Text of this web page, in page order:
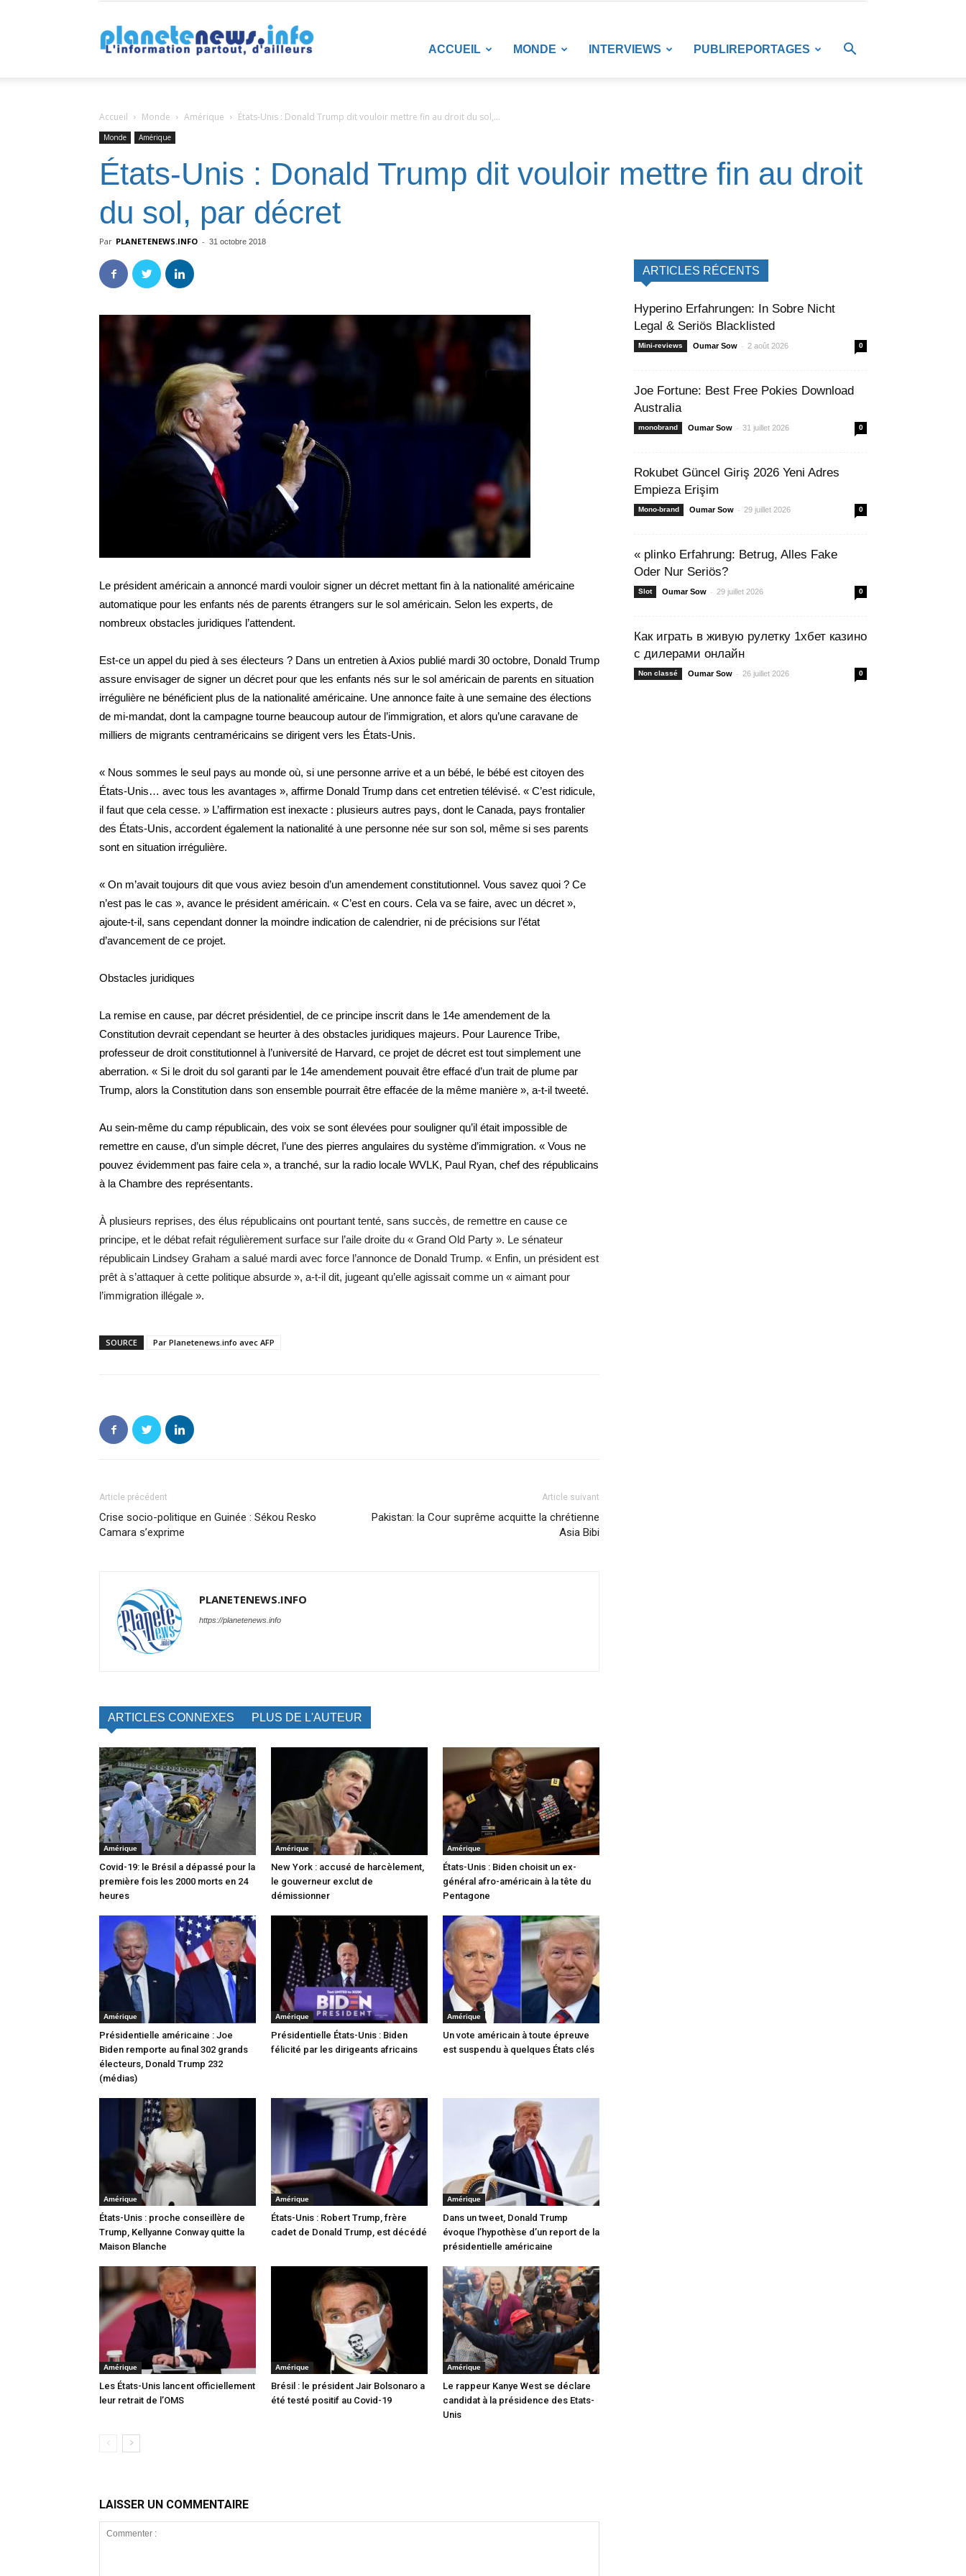
ACCUEIL MONDE INTERVIEWS PUBLIREPORTAGES
Accueil Monde Amérique États-Unis : Donald Trump dit vouloir mettre fin au droit du sol,...
Monde Amérique
États-Unis : Donald Trump dit vouloir mettre fin au droit
du sol, par décret
Par PLANETENEWS.INFO - 31 octobre 2018
Le président américain a annoncé mardi vouloir signer un décret mettant fin à la nationalité américaine
automatique pour les enfants nés de parents étrangers sur le sol américain. Selon les experts, de
nombreux obstacles juridiques l’attendent.
Est-ce un appel du pied à ses électeurs ? Dans un entretien à Axios publié mardi 30 octobre, Donald Trump
assure envisager de signer un décret pour que les enfants nés sur le sol américain de parents en situation
irrégulière ne bénéficient plus de la nationalité américaine. Une annonce faite à une semaine des élections
de mi-mandat, dont la campagne tourne beaucoup autour de l’immigration, et alors qu’une caravane de
milliers de migrants centraméricains se dirigent vers les États-Unis.
« Nous sommes le seul pays au monde où, si une personne arrive et a un bébé, le bébé est citoyen des
États-Unis… avec tous les avantages », affirme Donald Trump dans cet entretien télévisé. « C’est ridicule,
il faut que cela cesse. » L’affirmation est inexacte : plusieurs autres pays, dont le Canada, pays frontalier
des États-Unis, accordent également la nationalité à une personne née sur son sol, même si ses parents
sont en situation irrégulière.
« On m’avait toujours dit que vous aviez besoin d’un amendement constitutionnel. Vous savez quoi ? Ce
n’est pas le cas », avance le président américain. « C’est en cours. Cela va se faire, avec un décret »,
ajoute-t-il, sans cependant donner la moindre indication de calendrier, ni de précisions sur l’état
d’avancement de ce projet.
Obstacles juridiques
La remise en cause, par décret présidentiel, de ce principe inscrit dans le 14e amendement de la
Constitution devrait cependant se heurter à des obstacles juridiques majeurs. Pour Laurence Tribe,
professeur de droit constitutionnel à l’université de Harvard, ce projet de décret est tout simplement une
aberration. « Si le droit du sol garanti par le 14e amendement pouvait être effacé d’un trait de plume par
Trump, alors la Constitution dans son ensemble pourrait être effacée de la même manière », a-t-il tweeté.
Au sein-même du camp républicain, des voix se sont élevées pour souligner qu’il était impossible de
remettre en cause, d’un simple décret, l’une des pierres angulaires du système d’immigration. « Vous ne
pouvez évidemment pas faire cela », a tranché, sur la radio locale WVLK, Paul Ryan, chef des républicains
à la Chambre des représentants.
À plusieurs reprises, des élus républicains ont pourtant tenté, sans succès, de remettre en cause ce
principe, et le débat refait régulièrement surface sur l’aile droite du « Grand Old Party ». Le sénateur
républicain Lindsey Graham a salué mardi avec force l’annonce de Donald Trump. « Enfin, un président est
prêt à s’attaquer à cette politique absurde », a-t-il dit, jugeant qu’elle agissait comme un « aimant pour
l’immigration illégale ».
SOURCE Par Planetenews.info avec AFP
Article précédent
Crise socio-politique en Guinée : Sékou Resko
Camara s’exprime
Article suivant
Pakistan: la Cour suprême acquitte la chrétienne
Asia Bibi
PLANETENEWS.INFO
https://planetenews.info
ARTICLES CONNEXES PLUS DE L'AUTEUR
Amérique
Covid-19: le Brésil a dépassé pour la
première fois les 2000 morts en 24
heures
Amérique
New York : accusé de harcèlement,
le gouverneur exclut de
démissionner
Amérique
États-Unis : Biden choisit un ex-
général afro-américain à la tête du
Pentagone
Amérique
Présidentielle américaine : Joe
Biden remporte au final 302 grands
électeurs, Donald Trump 232
(médias)
Amérique
Présidentielle États-Unis : Biden
félicité par les dirigeants africains
Amérique
Un vote américain à toute épreuve
est suspendu à quelques États clés
Amérique
États-Unis : proche conseillère de
Trump, Kellyanne Conway quitte la
Maison Blanche
Amérique
États-Unis : Robert Trump, frère
cadet de Donald Trump, est décédé
Amérique
Dans un tweet, Donald Trump
évoque l’hypothèse d’un report de la
présidentielle américaine
Amérique
Les États-Unis lancent officiellement
leur retrait de l’OMS
Amérique
Brésil : le président Jair Bolsonaro a
été testé positif au Covid-19
Amérique
Le rappeur Kanye West se déclare
candidat à la présidence des Etats-
Unis
LAISSER UN COMMENTAIRE
ARTICLES RÉCENTS
Hyperino Erfahrungen: In Sobre Nicht
Legal & Seriös Blacklisted
Mini-reviews Oumar Sow - 2 août 2026 0
Joe Fortune: Best Free Pokies Download
Australia
monobrand Oumar Sow - 31 juillet 2026 0
Rokubet Güncel Giriş 2026 Yeni Adres
Empieza Erişim
Mono-brand Oumar Sow - 29 juillet 2026 0
« plinko Erfahrung: Betrug, Alles Fake
Oder Nur Seriös?
Slot Oumar Sow - 29 juillet 2026 0
Как играть в живую рулетку 1хбет казино
с дилерами онлайн
Non classé Oumar Sow - 26 juillet 2026 0